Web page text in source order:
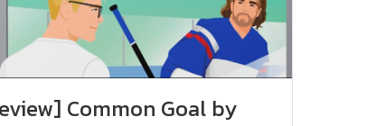
Common Goal by